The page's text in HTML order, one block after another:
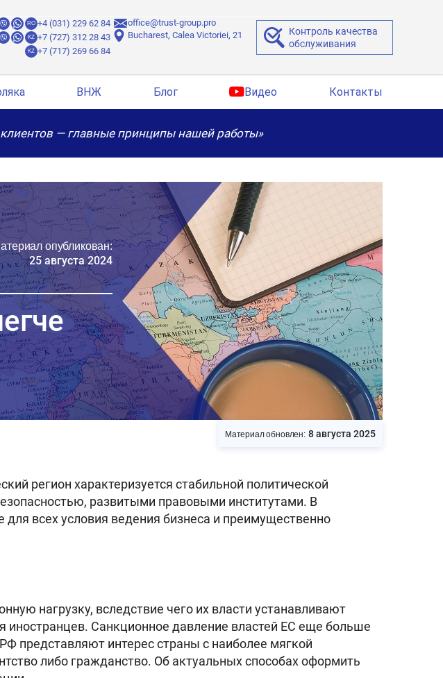
RO +4 (031) 229 62 84
KZ +7 (727) 312 28 43
KZ +7 (717) 269 66 84
office@trust-group.pro
Bucharest, Calea Victoriei, 21
Контроль качества
обслуживания
ВНЖ Блог Видео Контакты
— главные принципы нашей работы»
опубликован:
25 августа 2024
Материал обновлен: 8 августа 2025
регион характеризуется стабильной политической
развитыми правовыми институтами. В
всех условия ведения бизнеса и преимущественно
нагрузку, вследствие чего их власти устанавливают
Санкционное давление властей ЕС еще больше
представляют интерес страны с наиболее мягкой
либо гражданство. Об актуальных способах оформить